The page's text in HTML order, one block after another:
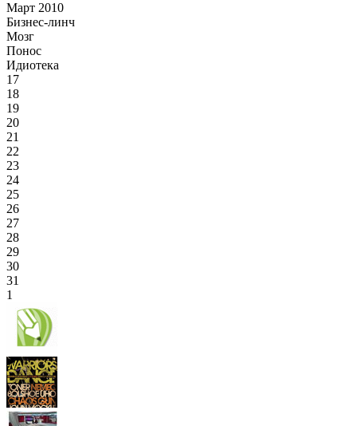
Март 2010
Бизнес-линч
Мозг
Понос
Идиотека
17
18
19
20
21
22
23
24
25
26
27
28
29
30
31
1